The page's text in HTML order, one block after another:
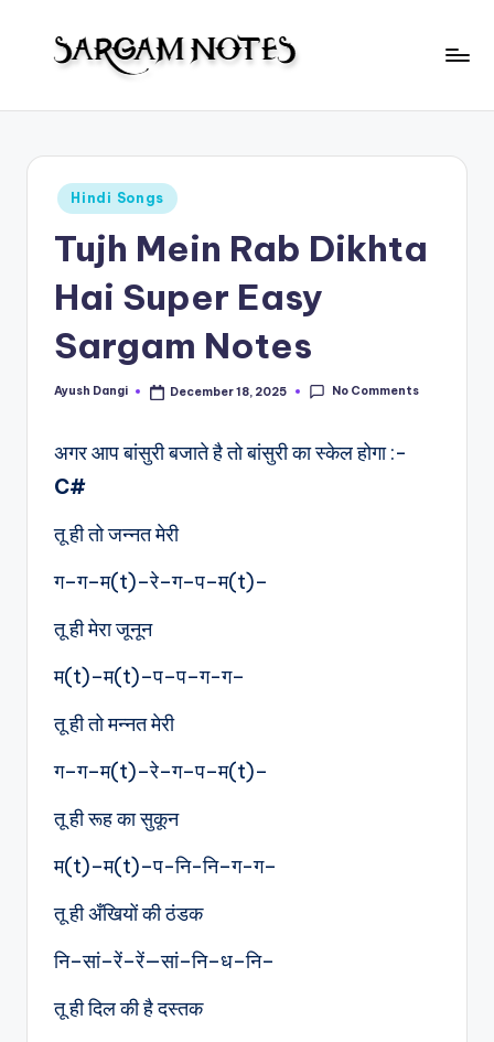
m
N
Notes
Posted
in
Hindi Songs
Tujh Mein Rab Dikhta
Hai Super Easy
Sargam Notes
Posted
Ayush Dangi December 18, 2025 No Comments
अगर आप बांसुरी बजाते है तो बांसुरी का स्केल होगा :-
C#
तू ही तो जन्नत मेरी
ग–ग–म(t)–रे–ग–प–म(t)–
तू ही मेरा जूनून
म(t)–म(t)–प–प–ग-ग–
तू ही तो मन्नत मेरी
ग–ग–म(t)–रे–ग–प–म(t)–
तू ही रूह का सुकून
म(t)–म(t)–प-नि-नि–ग-ग–
तू ही अँखियों की ठंडक
नि–सां–रें–रें—सां–नि–ध–नि–
तू ही दिल की है दस्तक